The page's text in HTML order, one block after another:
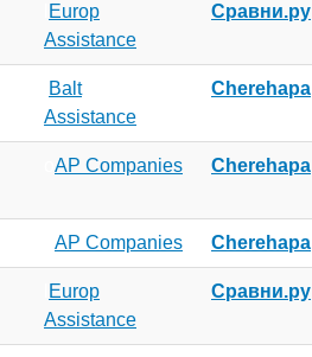
Europ
Assistance
Сравни.ру
Balt
Assistance
Cherehapa
AP Companies Cherehapa
AP Companies Cherehapa
Europ
Assistance
Сравни.ру